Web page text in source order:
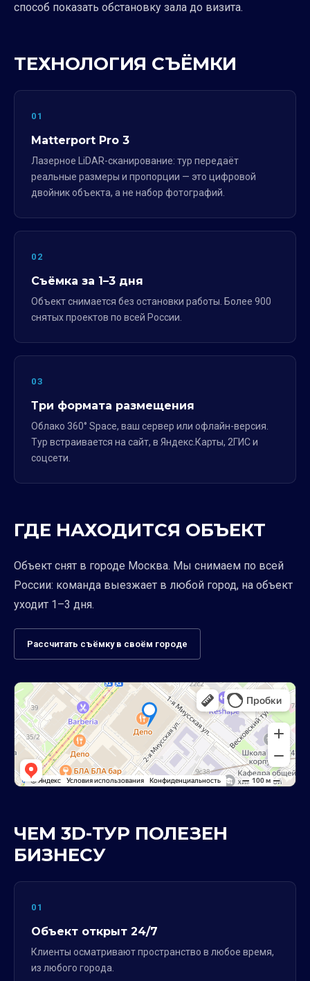
способ показать обстановку зала до визита.
ТЕХНОЛОГИЯ СЪЁМКИ
01
Matterport Pro 3
Лазерное LiDAR-сканирование: тур передаёт
реальные размеры и пропорции — это цифровой
двойник объекта, а не набор фотографий.
02
Съёмка за 1–3 дня
Объект снимается без остановки работы. Более 900
снятых проектов по всей России.
03
Три формата размещения
Облако 360° Space, ваш сервер или офлайн-версия.
Тур встраивается на сайт, в Яндекс.Карты, 2ГИС и
соцсети.
ГДЕ НАХОДИТСЯ ОБЪЕКТ
Объект снят в городе Москва. Мы снимаем по всей
России: команда выезжает в любой город, на объект
уходит 1–3 дня.
Рассчитать съёмку в своём городе
ЧЕМ 3D-ТУР ПОЛЕЗЕН
БИЗНЕСУ
01
Объект открыт 24/7
Клиенты осматривают пространство в любое время,
из любого города.